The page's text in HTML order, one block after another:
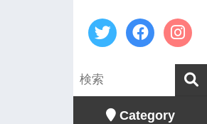
Category